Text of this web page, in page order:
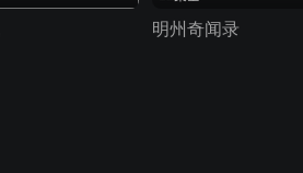
明州奇闻录